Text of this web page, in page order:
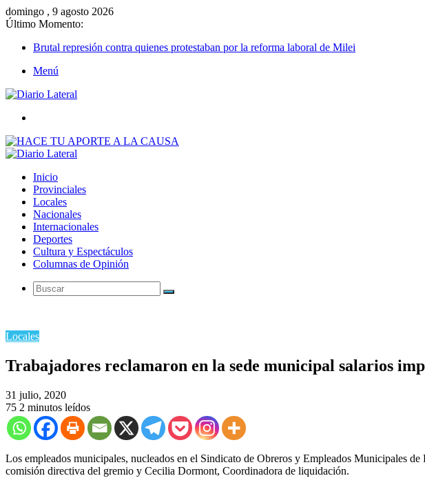
domingo , 9 agosto 2026
Último Momento:
Brutal represión contra quienes protestaban por la reforma laboral de Milei
Menú
Inicio
Provinciales
Locales
Nacionales
Internacionales
Deportes
Cultura y Espectáculos
Columnas de Opinión
Buscar
Locales
Trabajadores reclamaron en la sede municipal salarios
31 julio, 2020
75 2 minutos leídos
Los empleados municipales, nucleados en el Sindicato de Obreros y Empleados Municipales
comisión directiva del gremio y Cecilia Dormont, Coordinadora de liquidación.